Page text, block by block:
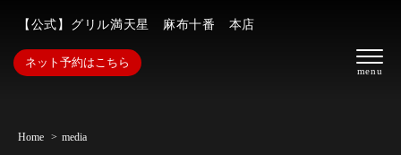
【公式】グリル満天星 麻布十番 本店
ネット予約はこちら
Home media